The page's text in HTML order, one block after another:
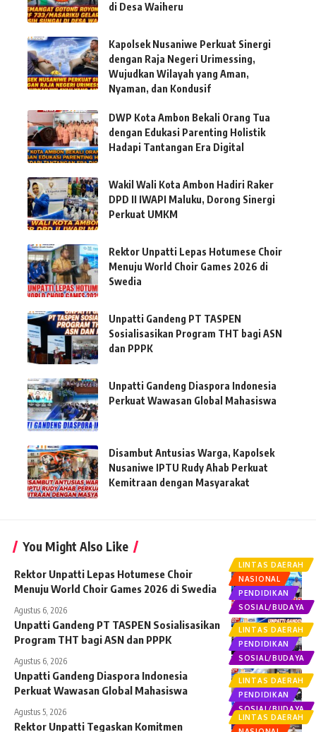
di Desa Waiheru
Kapolsek Nusaniwe Perkuat Sinergi
dengan Raja Negeri Urimessing,
Wujudkan Wilayah yang Aman,
Nyaman, dan Kondusif
DWP Kota Ambon Bekali Orang Tua
dengan Edukasi Parenting Holistik
Hadapi Tantangan Era Digital
Wakil Wali Kota Ambon Hadiri Raker
DPD II IWAPI Maluku, Dorong Sinergi
Perkuat UMKM
Rektor Unpatti Lepas Hotumese Choir
Menuju World Choir Games 2026 di
Swedia
Unpatti Gandeng PT TASPEN
Sosialisasikan Program THT bagi ASN
dan PPPK
Unpatti Gandeng Diaspora Indonesia
Perkuat Wawasan Global Mahasiswa
Disambut Antusias Warga, Kapolsek
Nusaniwe IPTU Rudy Ahab Perkuat
Kemitraan dengan Masyarakat
You Might Also Like
LINTAS DAERAH
NASIONAL
PENDIDIKAN
SOSIAL/BUDAYA
Rektor Unpatti Lepas Hotumese Choir
Menuju World Choir Games 2026 di Swedia
Agustus 6, 2026
LINTAS DAERAH
PENDIDIKAN
SOSIAL/BUDAYA
Unpatti Gandeng PT TASPEN Sosialisasikan
Program THT bagi ASN dan PPPK
Agustus 6, 2026
LINTAS DAERAH
PENDIDIKAN
SOSIAL/BUDAYA
Unpatti Gandeng Diaspora Indonesia
Perkuat Wawasan Global Mahasiswa
Agustus 5, 2026
LINTAS DAERAH
Rektor Unpatti Tegaskan Komitmen